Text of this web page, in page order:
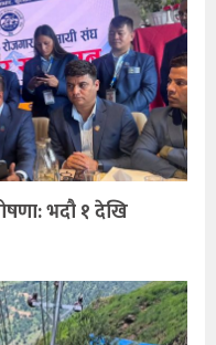
भदौ १ देखि